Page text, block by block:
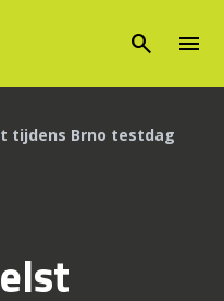
search menu
tijdens Brno testdag